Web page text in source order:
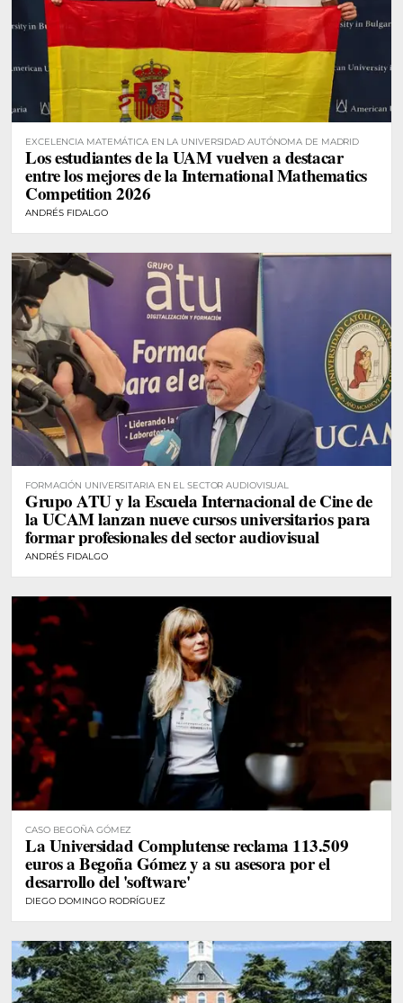
EXCELENCIA MATEMÁTICA EN LA UNIVERSIDAD AUTÓNOMA DE MADRID
Los estudiantes de la UAM vuelven a destacar
entre los mejores de la International Mathematics
Competition 2026
ANDRÉS FIDALGO
FORMACIÓN UNIVERSITARIA EN EL SECTOR AUDIOVISUAL
Grupo ATU y la Escuela Internacional de Cine de
la UCAM lanzan nueve cursos universitarios para
formar profesionales del sector audiovisual
ANDRÉS FIDALGO
CASO BEGOÑA GÓMEZ
La Universidad Complutense reclama 113.509
euros a Begoña Gómez y a su asesora por el
desarrollo del 'software'
DIEGO DOMINGO RODRÍGUEZ